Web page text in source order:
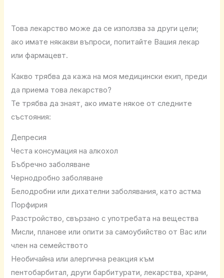
Това лекарство може да се използва за други цели;
ако имате някакви въпроси, попитайте Вашия лекар
или фармацевт.
Какво трябва да кажа на моя медицински екип, преди
да приема това лекарство?
Те трябва да знаят, ако имате някое от следните
състояния:
Депресия
Честа консумация на алкохол
Бъбречно заболяване
Чернодробно заболяване
Белодробни или дихателни заболявания, като астма
Порфирия
Разстройство, свързано с употребата на вещества
Мисли, планове или опити за самоубийство от Вас или
член на семейството
Необичайна или алергична реакция към
пентобарбитал, други барбитурати, лекарства, храни,